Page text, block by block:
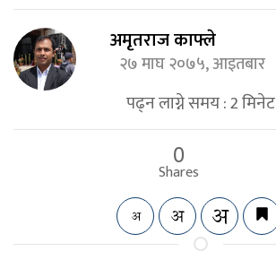
अमृतराज काफ्ले
२७ माघ २०७५, आइतबार
पढ्न लाग्ने समय :2मिनेट
0
Shares